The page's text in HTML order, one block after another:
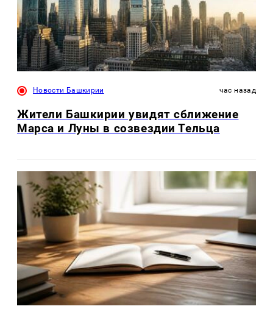
Новости Башкирии час назад
Жители Башкирии увидят сближение
Марса и Луны в созвездии Тельца